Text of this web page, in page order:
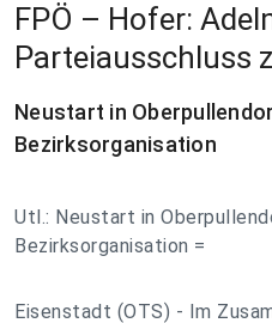
FPÖ – Hofer:
Parteiausschluss
Neustart in
Bezirksorganisation
Utl.: Neustart in
Bezirksorganisation =
Eisenstadt (OTS) - Im